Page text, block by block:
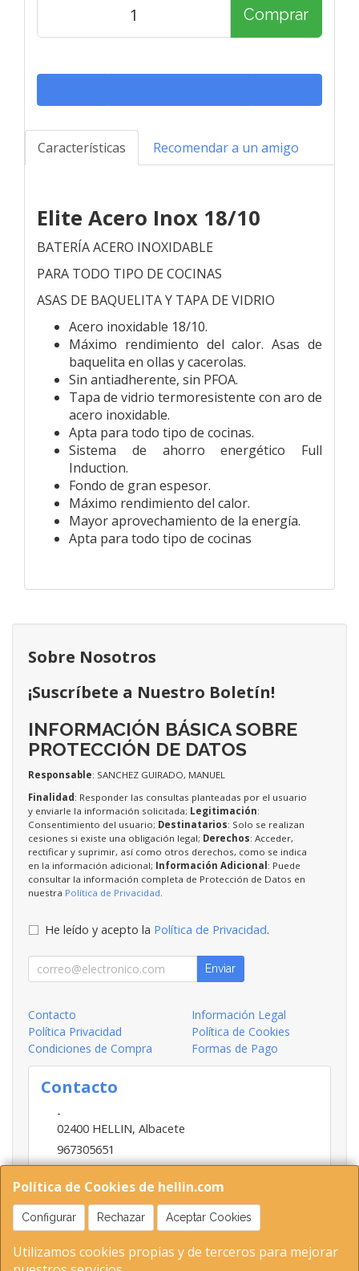
Comprar
Características Recomendar a un amigo
Elite Acero Inox 18/10
BATERÍA ACERO INOXIDABLE
PARA TODO TIPO DE COCINAS
ASAS DE BAQUELITA Y TAPA DE VIDRIO
Acero inoxidable 18/10.
Máximo rendimiento del calor. Asas de
baquelita en ollas y cacerolas.
Sin antiadherente, sin PFOA.
Tapa de vidrio termoresistente con aro de
acero inoxidable.
Apta para todo tipo de cocinas.
Sistema de ahorro energético Full
Induction.
Fondo de gran espesor.
Máximo rendimiento del calor.
Mayor aprovechamiento de la energía.
Apta para todo tipo de cocinas
Política de Cookies de hellin.com
Configurar Rechazar Aceptar Cookies
Utilizamos cookies propias y de terceros para mejorar
Sobre Nosotros
¡Suscríbete a Nuestro Boletín!
INFORMACIÓN BÁSICA SOBRE
PROTECCIÓN DE DATOS
Responsable: SANCHEZ GUIRADO, MANUEL
Finalidad: Responder las consultas planteadas por el usuario
y enviarle la información solicitada; Legitimación:
Consentimiento del usuario; Destinatarios: Solo se realizan
cesiones si existe una obligación legal; Derechos: Acceder,
rectificar y suprimir, así como otros derechos, como se indica
en la información adicional; Información Adicional: Puede
consultar la información completa de Protección de Datos en
nuestra Política de Privacidad
He leído y acepto la Política de Privacidad.
Enviar
Contacto
Información Legal
Política Privacidad
Política de Cookies
Condiciones de Compra
Formas de Pago
Contacto
-
02400 HELLIN, Albacete
967305651
INFO@HELLIN.COM
Horario
09:00-13:30; 16:30-20:30